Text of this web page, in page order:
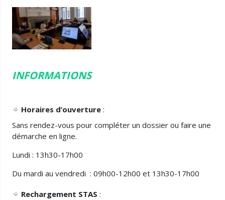
INFORMATIONS
Horaires d’ouverture:
Sans rendez-vous pour compléter un dossier ou faire une
démarche en ligne.
Lundi : 13h30-17h00
Du mardi au vendredi : 09h00-12h00 et 13h30-17h00
Rechargement STAS :